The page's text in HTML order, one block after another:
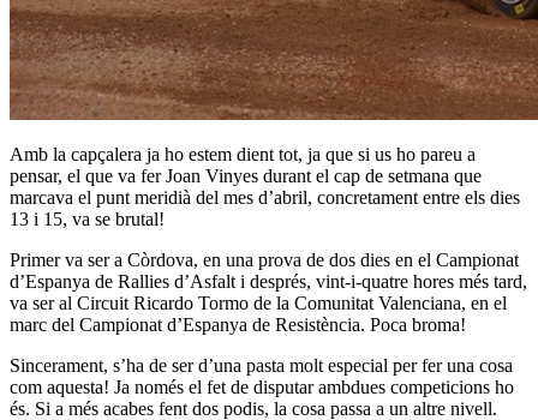
Amb la capçalera ja ho estem dient tot, ja que si us ho pareu a
pensar, el que va fer Joan Vinyes durant el cap de setmana que
marcava el punt meridià del mes d’abril, concretament entre els dies
13 i 15, va se brutal!
Primer va ser a Còrdova, en una prova de dos dies en el Campionat
d’Espanya de Rallies d’Asfalt i després, vint-i-quatre hores més tard,
va ser al Circuit Ricardo Tormo de la Comunitat Valenciana, en el
marc del Campionat d’Espanya de Resistència. Poca broma!
Sincerament, s’ha de ser d’una pasta molt especial per fer una cosa
com aquesta! Ja només el fet de disputar ambdues competicions ho
és. Si a més acabes fent dos podis, la cosa passa a un altre nivell.